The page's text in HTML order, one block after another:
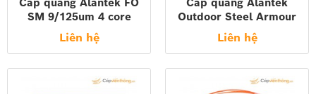
SM 9/125um 4 core
Outdoor Amored Cable
(2000m/rl) 306-STA704-
Y000
Liên hệ
Outdoor Steel Armour
Fiber Cables 4F, 50/125
306-STA504-Y000
Liên hệ